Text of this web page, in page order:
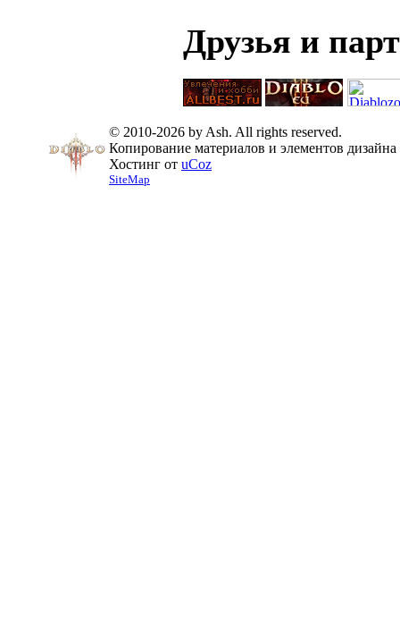
Друзья и
© 2010-2026 by Ash. All rights reserved.
Копирование материалов и элементов
Хостинг от uCoz
SiteMap